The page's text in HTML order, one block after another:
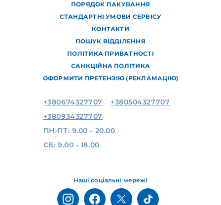
ПОРЯДОК ПАКУВАННЯ
СТАНДАРТНІ УМОВИ СЕРВІСУ
КОНТАКТИ
ПОШУК ВІДДІЛЕННЯ
ПОЛІТИКА ПРИВАТНОСТІ
САНКЦІЙНА ПОЛІТИКА
ОФОРМИТИ ПРЕТЕНЗІЮ (РЕКЛАМАЦІЮ)
Наші соціальні мережі
+380674327707
+380504327707
+380934327707
ПН-ПТ: 9.00 - 20.00
СБ: 9.00 - 18.00